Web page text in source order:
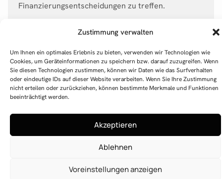
Zustimmung verwalten
Um Ihnen ein optimales Erlebnis zu bieten, verwenden wir Technologien wie
Cookies, um Geräteinformationen zu speichern bzw. darauf zuzugreifen. Wenn
Sie diesen Technologien zustimmen, können wir Daten wie das Surfverhalten
oder eindeutige IDs auf dieser Website verarbeiten. Wenn Sie Ihre Zustimmung
nicht erteilen oder zurückziehen, können bestimmte Merkmale und Funktionen
beeinträchtigt werden.
Akzeptieren
Ablehnen
Voreinstellungen anzeigen
Finanzierungsentscheidungen zu treffen.